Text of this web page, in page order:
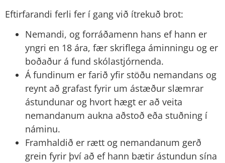
Eftirfarandi ferli fer í gang við ítrekuð brot:
Nemandi, og forráðamenn hans ef hann er
yngri en 18 ára, fær skriflega áminningu og er
boðaður á fund skólastjórnenda.
Á fundinum er farið yfir stöðu nemandans og
reynt að grafast fyrir um ástæður slæmrar
ástundunar og hvort hægt er að veita
nemandanum aukna aðstoð eða stuðning í
náminu.
Framhaldið er rætt og nemandanum gerð
grein fyrir því að ef hann bætir ástundun sína